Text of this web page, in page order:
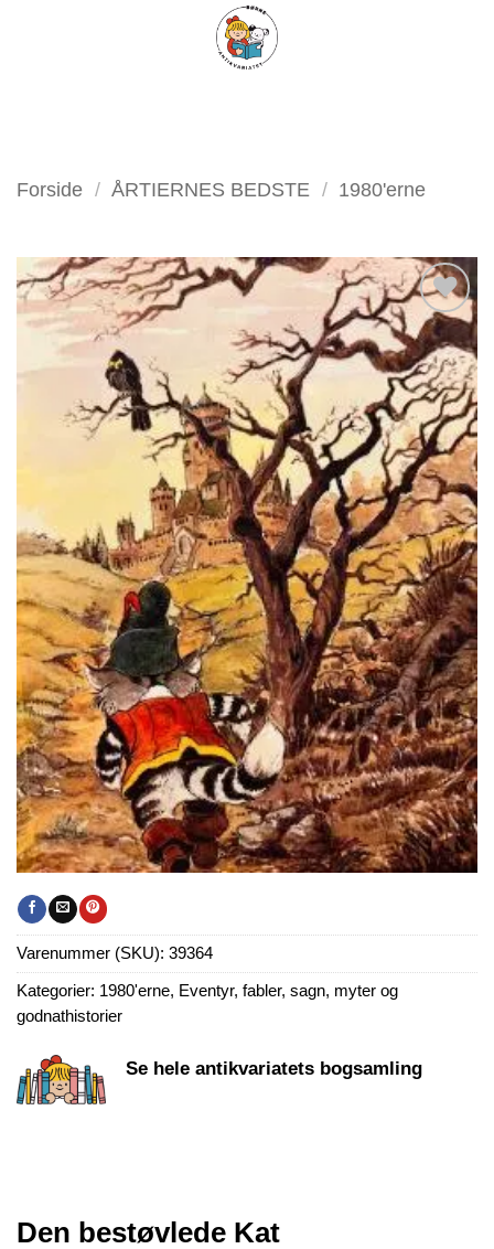
FILTER
Forside / ÅRTIERNES BEDSTE / 1980'erne
Tilføj
som
favorit
Varenummer (SKU): 39364
Kategorier: 1980'erne, Eventyr, fabler, sagn, myter og
godnathistorier
Se hele antikvariatets bogsamling
Den bestøvlede Kat